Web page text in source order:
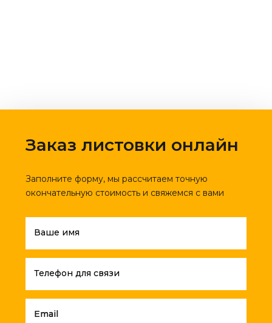
Заказ листовки онлайн
Заполните форму, мы рассчитаем точную
окончательную стоимость и свяжемся с вами
Ваше имя
Телефон для связи
Email